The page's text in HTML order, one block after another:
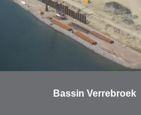
En savoir plus
Bassin Verrebroek